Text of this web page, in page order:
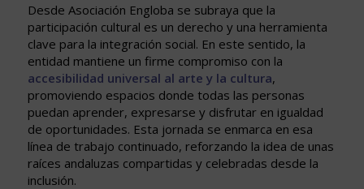
Desde Asociación Engloba se subraya que la
participación cultural es un derecho y una herramienta
clave para la integración social. En este sentido, la
entidad mantiene un firme compromiso con la
accesibilidad universal al arte y la cultura,
promoviendo espacios donde todas las personas
puedan aprender, expresarse y disfrutar en igualdad
de oportunidades. Esta jornada se enmarca en esa
línea de trabajo continuado, reforzando la idea de unas
raíces andaluzas compartidas y celebradas desde la
inclusión.